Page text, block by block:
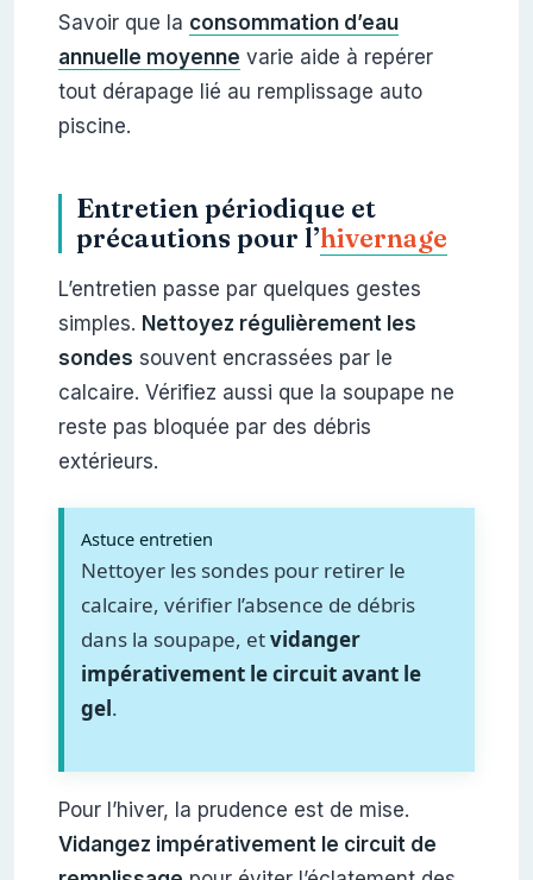
Savoir que la consommation d’eau
annuelle moyenne varie aide à repérer
tout dérapage lié au remplissage auto
piscine.
Entretien périodique et
précautions pour l’hivernage
L’entretien passe par quelques gestes
simples. Nettoyez régulièrement les
sondes souvent encrassées par le
calcaire. Vérifiez aussi que la soupape ne
reste pas bloquée par des débris
extérieurs.
Astuce entretien
Nettoyer les sondes pour retirer le
calcaire, vérifier l’absence de débris
dans la soupape, etvidanger
impérativement le circuit avant le
gel.
Pour l’hiver, la prudence est de mise.
Vidangez impérativement le circuit de